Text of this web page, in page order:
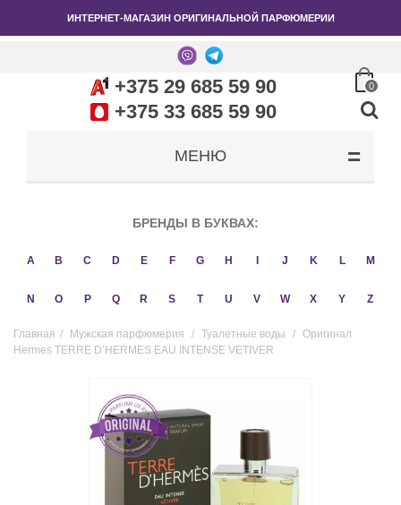
ИНТЕРНЕТ-МАГАЗИН ОРИГИНАЛЬНОЙ ПАРФЮМЕРИИ
+375 29 685 59 90
+375 33 685 59 90
0
МЕНЮ
БРЕНДЫ В БУКВАХ:
A B C D E F G H J K L M
N O P Q R S T U V W X Y Z
Главная / Мужская парфюмерия / Туалетные воды / Оригинал
Hermes TERRE D’HERMES EAU INTENSE VETIVER